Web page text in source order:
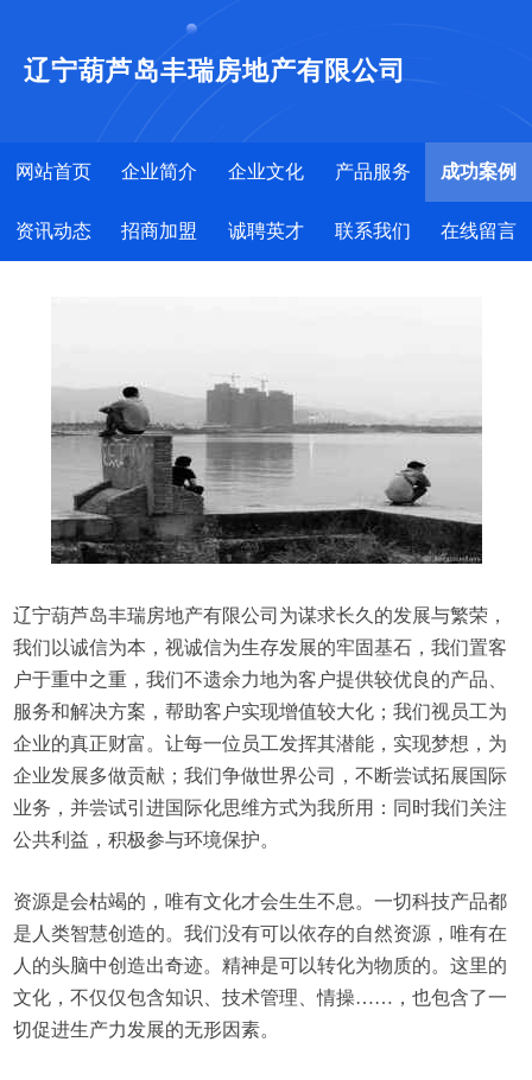
辽宁葫芦岛丰瑞房地产有限公司
网站首页 企业简介 企业文化 产品服务 成功案例
资讯动态 招商加盟 诚聘英才 联系我们 在线留言
辽宁葫芦岛丰瑞房地产有限公司为谋求长久的发展与繁荣，
我们以诚信为本，视诚信为生存发展的牢固基石，我们置客
户于重中之重，我们不遗余力地为客户提供较优良的产品、
服务和解决方案，帮助客户实现增值较大化；我们视员工为
企业的真正财富。让每一位员工发挥其潜能，实现梦想，为
企业发展多做贡献；我们争做世界公司，不断尝试拓展国际
业务，并尝试引进国际化思维方式为我所用：同时我们关注
公共利益，积极参与环境保护。
资源是会枯竭的，唯有文化才会生生不息。一切科技产品都
是人类智慧创造的。我们没有可以依存的自然资源，唯有在
人的头脑中创造出奇迹。精神是可以转化为物质的。这里的
文化，不仅仅包含知识、技术管理、情操……，也包含了一
切促进生产力发展的无形因素。